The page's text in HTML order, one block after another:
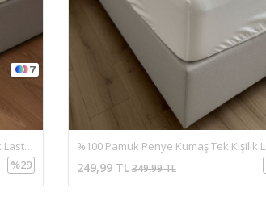
7
%100 Pamuk Penye Kumaş Tek Kişilik Lastikli Çarşaf Bej
%29 249,99 TL349,99 TL